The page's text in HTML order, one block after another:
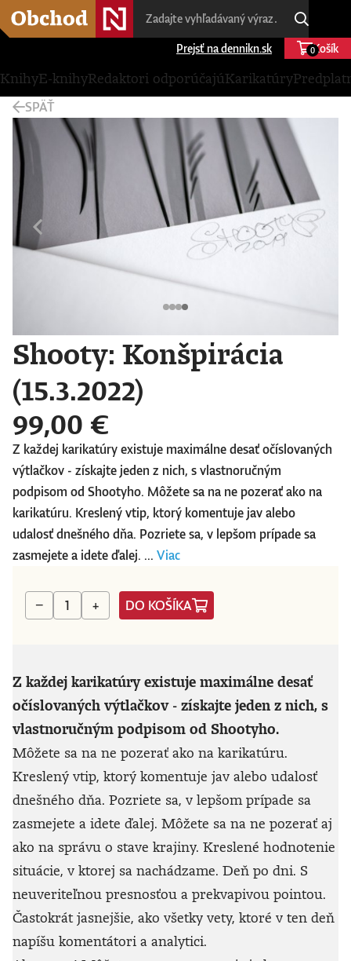
Prejsť na dennikn.sk Košík
0
KnihyE-knihyRedaktori odporúčajúKarikatúry
SPÄŤ
Shooty: Konšpirácia
(15.3.2022)
99,00 €
Z každej karikatúry existuje maximálne desať očíslovaných
výtlačkov - získajte jeden z nich, s vlastnoručným
podpisom od Shootyho. Môžete sa na ne pozerať ako na
karikatúru. Kreslený vtip, ktorý komentuje jav alebo
udalosť dnešného dňa. Pozriete sa, v lepšom prípade sa
zasmejete a idete ďalej. ... Viac
− + DO KOŠÍKA
Z každej karikatúry existuje maximálne desať
očíslovaných výtlačkov - získajte jeden z nich, s
vlastnoručným podpisom od Shootyho.
Môžete sa na ne pozerať ako na karikatúru.
Kreslený vtip, ktorý komentuje jav alebo udalosť
dnešného dňa. Pozriete sa, v lepšom prípade sa
zasmejete a idete ďalej. Môžete sa na ne pozerať aj
ako na správu o stave krajiny. Kreslené hodnotenie
situácie, v ktorej sa nachádzame. Deň po dni. S
neuveriteľnou presnosťou a prekvapivou pointou.
Častokrát jasnejšie, ako všetky vety, ktoré v ten deň
napíšu komentátori a analytici.